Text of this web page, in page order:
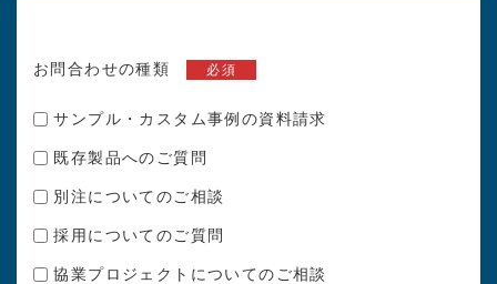
お問合わせの種類 必須
サンプル・カスタム事例の資料請求
既存製品へのご質問
別注についてのご相談
採用についてのご質問
協業プロジェクトについてのご相談